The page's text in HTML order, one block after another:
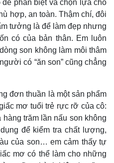
phân biệt và chọn lựa cho
hợp, an toàn. Thậm chí, đôi
tưởng là để làm đẹp nhưng
có của bản thân. Em luôn
son không làm môi thâm
có “ăn son” cũng chẳng
đơn thuần là một sản phẩm
mơ tuổi trẻ rực rỡ của cô:
hàng trăm lần nấu son không
để kiểm tra chất lượng,
của son… em cảm thấy tự
mơ có thể làm cho những